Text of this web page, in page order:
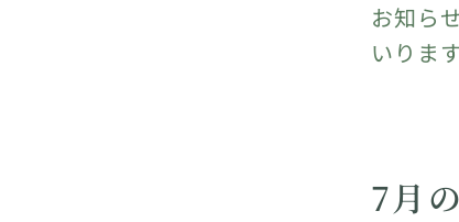
お知ら
いります
7月